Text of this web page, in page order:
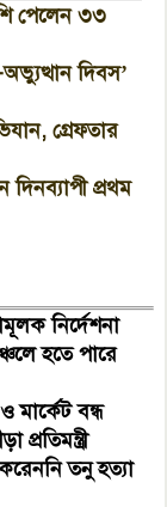
পেলেন ৩৩
দিবস’
গ্রেফতার
প্রথম
নির্দেশনা
হতে পারে
বন্ধ
তনু হত্যা